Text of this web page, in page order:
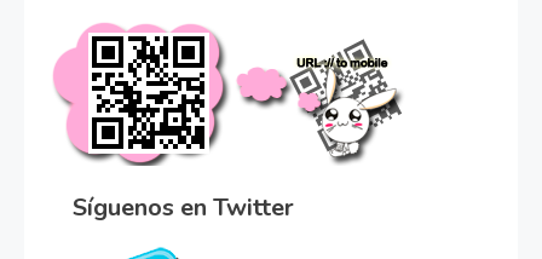
Síguenos en Twitter